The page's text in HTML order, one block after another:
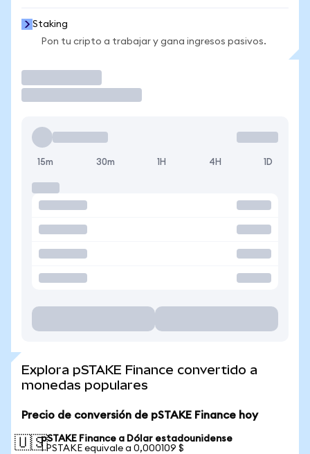
Staking
Pon tu cripto a trabajar y gana ingresos pasivos.
15m 30m 1H 4H 1D
Explora pSTAKE Finance convertido a
monedas populares
Precio de conversión de pSTAKE Finance hoy
🇺🇸pSTAKE Finance a Dólar estadounidense
1 PSTAKE equivale a 0,000109 $